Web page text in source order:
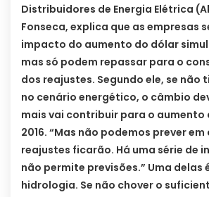
Distribuidores de Energia Elétrica
Fonseca, explica que as empresas
impacto do aumento do dólar
mas só podem repassar para o
dos reajustes. Segundo ele, se não
no cenário energético, o câmbio
mais vai contribuir para o aumento
2016. “Mas não podemos prever em
reajustes ficarão. Há uma série de
não permite previsões.” Uma delas
hidrologia. Se não chover o